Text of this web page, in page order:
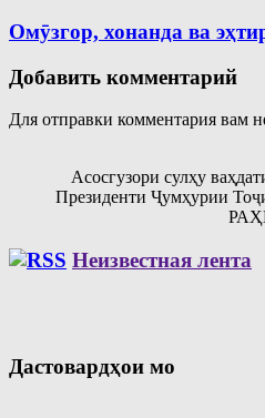
Омӯзгор, хонанда ва
Добавить комментарий
Для отправки комментария вам
Асосгузори сулҳу
Президенти Ҷумҳурии
Неизвестная лента
Дастовардҳои мо